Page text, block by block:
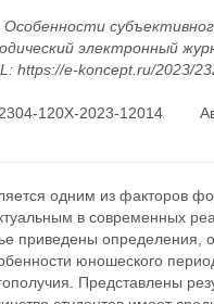
электронный
https://e-koncept.ru/2023/
120X-2023-12014
одним из факторов
в современных
приведены
юношеского
Представлены